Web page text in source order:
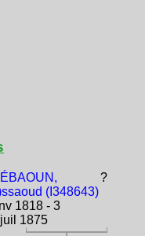
(I348643)
1818 - 3
juil 1875
?